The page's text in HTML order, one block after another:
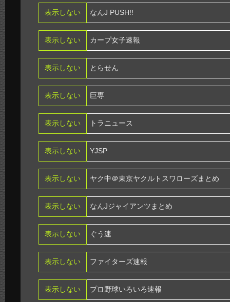
表示しない なんJ PUSH!!
表示しない カープ女子速報
表示しない とらせん
表示しない 巨専
表示しない トラニュース
表示しない YJSP
表示しない ヤク中＠東京ヤクルトスワローズまとめ
表示しない なんJジャイアンツまとめ
表示しない ぐう速
表示しない ファイターズ速報
表示しない プロ野球いろいろ速報